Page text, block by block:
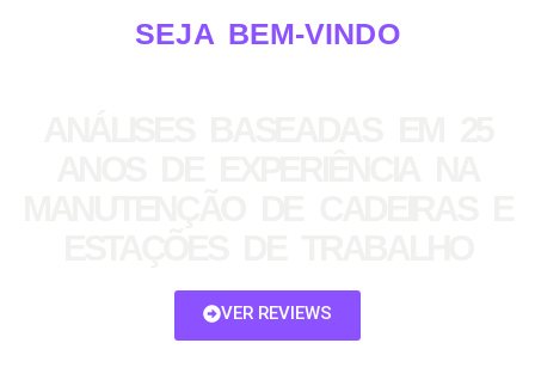
SEJA BEM-VINDO
VER REVIEWS